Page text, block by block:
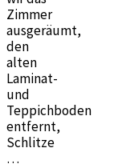
Zimmer
ausgeräumt,
den
alten
Laminat-
und
Teppichboden
entfernt,
Schlitze
…